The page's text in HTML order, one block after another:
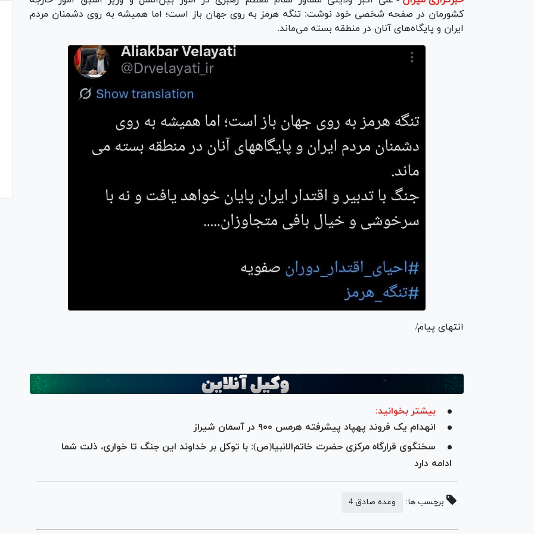
کشورمان در صفحه شخصی خود نوشت: تنگه هرمز به روی جهان باز است؛ اما همیشه به روی دشمنان مردم
ایران و پایگاه‌های آنان در منطقه بسته می‌ماند.
انتهای پیام/
بیشتر بخوانید:
انهدام یک فروند پهپاد پیشرفته هرمس ۹۰۰ در آسمان شیراز
سخنگوی قرارگاه مرکزی حضرت خاتم‌الانبیا(ص): با توکل بر خداوند این جنگ تا خواری، ذلت شما
ادامه دارد
برچسب ها: وعده صادق 4